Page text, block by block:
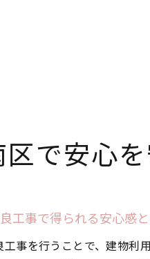
で安心
工事で得られる安心感
工事を行うことで、建物利